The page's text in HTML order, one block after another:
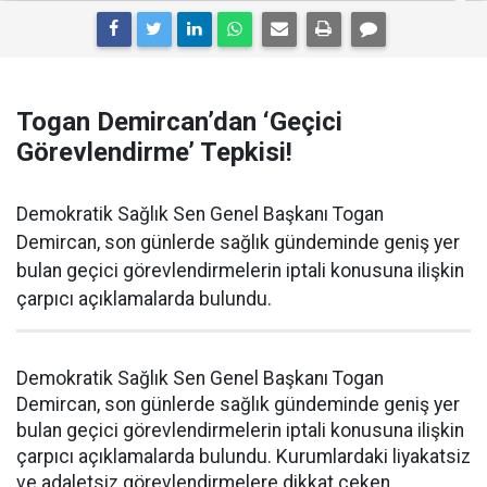
Togan Demircan’dan ‘Geçici
Görevlendirme’ Tepkisi!
Demokratik Sağlık Sen Genel Başkanı Togan
Demircan, son günlerde sağlık gündeminde geniş yer
bulan geçici görevlendirmelerin iptali konusuna ilişkin
çarpıcı açıklamalarda bulundu.
Demokratik Sağlık Sen Genel Başkanı Togan
Demircan, son günlerde sağlık gündeminde geniş yer
bulan geçici görevlendirmelerin iptali konusuna ilişkin
çarpıcı açıklamalarda bulundu. Kurumlardaki liyakatsiz
ve adaletsiz görevlendirmelere dikkat çeken